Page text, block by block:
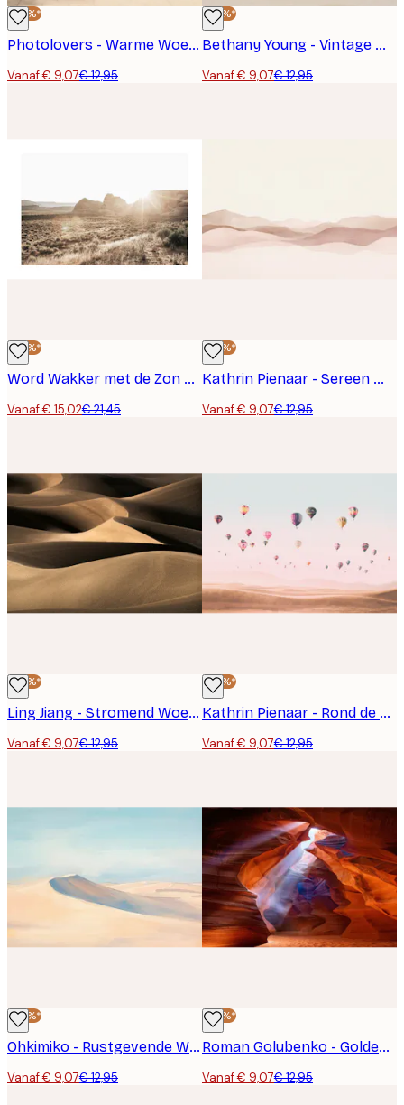
-30%*
Photolovers - Warme Woestijnpalm Schaduwen Poster
Vanaf € 9,07€ 12,95
-30%*
Bethany Young - Vintage Woestijnmotelbord Poster
Vanaf € 9,07€ 12,95
-30%*
Word Wakker met de Zon Poster
Vanaf € 15,02€ 21,45
-30%*
Kathrin Pienaar - Sereen Woestijnlagen Poster
Vanaf € 9,07€ 12,95
-30%*
Ling Jiang - Stromend Woestijnzand Poster
Vanaf € 9,07€ 12,95
-30%*
Kathrin Pienaar - Rond de Wereld Poster
Vanaf € 9,07€ 12,95
-30%*
Ohkimiko - Rustgevende Woestijnduinen Poster
Vanaf € 9,07€ 12,95
-30%*
Roman Golubenko - Golden Canyon Light Poster
Vanaf € 9,07€ 12,95